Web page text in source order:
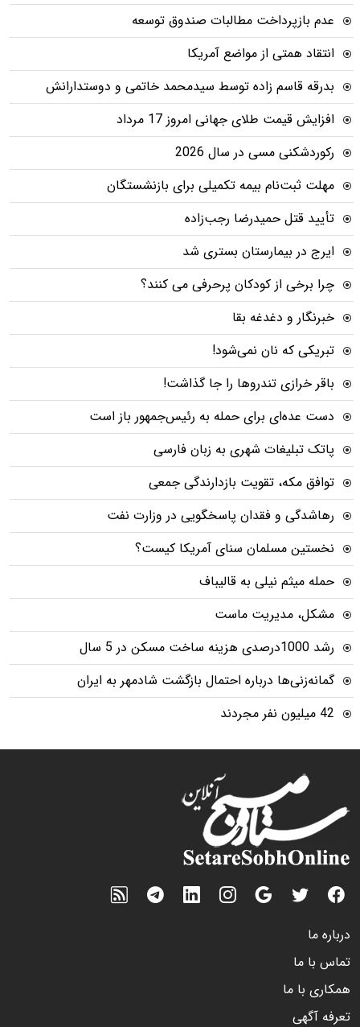
عدم بازپرداخت مطالبات صندوق توسعه
انتقاد همتی از مواضع آمریکا
بدرقه قاسم زاده توسط سیدمحمد خاتمی و دوستدارانش
افزایش قیمت طلای جهانی امروز 17 مرداد
رکوردشکنی مسی در سال 2026
مهلت ثبت‌نام بیمه تکمیلی برای بازنشستگان
تأیید قتل حمیدرضا رجب‌زاده
ایرج در بیمارستان بستری شد
چرا برخی از کودکان پرحرفی می کنند؟
خبرنگار و دغدغه بقا
تبریکی که نان نمی‌شود!
باقر خرازی تندروها را جا گذاشت!
دست عده‌ای برای حمله به رئیس‌جمهور باز است
پاتک تبلیغات شهری به زبان فارسی
توافق مکه، تقویت بازدارندگی جمعی
رهاشدگی و فقدان پاسخگویی در وزارت نفت
نخستین مسلمان سنای آمریکا کیست؟
حمله میثم نیلی به قالیباف
مشکل، مدیریت ماست
رشد 1000درصدی هزینه ساخت مسکن در 5 سال
گمانه‌زنی‌ها درباره احتمال بازگشت شادمهر به ایران
42 میلیون نفر مجردند
درباره ما
تماس با ما
همکاری با ما
تعرفه آگهی